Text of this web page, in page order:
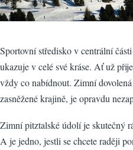
Sportovní středisko v centrální
ukazuje v celé své kráse. Ať už
vždy co nabídnout. Zimní
zasněžené krajině, je opravdu
Zimní pitztalské údolí je skutečný
A je jedno, jestli se chcete raději